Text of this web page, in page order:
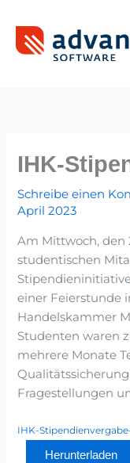
Inhalt
springen
IHK-
Schreibe einen
April 2023
Am Mittwoch, den
studentischen
einer Feierstunde
Handelskammer
Studenten waren
mehrere Monate
Fragestellungen
IHK-
Herunterladen